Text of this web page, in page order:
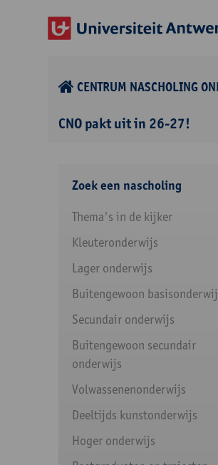
CENTRUM NASCHOLING
CNO pakt uit in 26-27!
Zoek een nascholing
Thema's in de kijker
Kleuteronderwijs
Lager onderwijs
Buitengewoon
Secundair onderwijs
Buitengewoon secundair
onderwijs
Volwassenenonderwijs
Deeltijds kunstonderwijs
Hoger onderwijs